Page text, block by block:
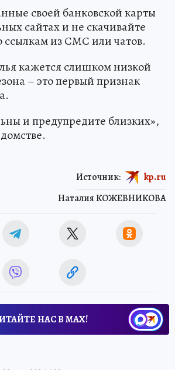
своей банковской карты
сайтах и не скачивайте
из СМС или чатов.
кажется слишком низкой
– это первый признак
и предупредите близких»,
Наталия КОЖЕВНИКОВА
Источник: kp.ru
НАС В МАХ!